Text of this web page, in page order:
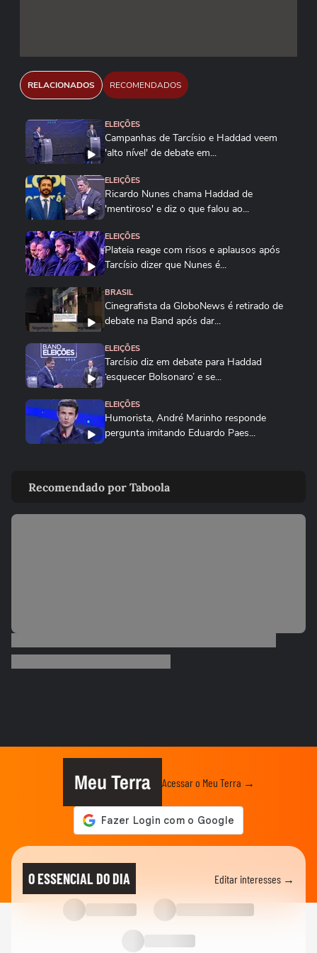
RELACIONADOS RECOMENDADOS
ELEIÇÕES
Campanhas de Tarcísio e Haddad veem
'alto nível' de debate em...
ELEIÇÕES
Ricardo Nunes chama Haddad de
'mentiroso' e diz o que falou ao...
ELEIÇÕES
Plateia reage com risos e aplausos após
Tarcísio dizer que Nunes é...
BRASIL
Cinegrafista da GloboNews é retirado de
debate na Band após dar...
ELEIÇÕES
Tarcísio diz em debate para Haddad
‘esquecer Bolsonaro’ e se...
ELEIÇÕES
Humorista, André Marinho responde
pergunta imitando Eduardo Paes...
debate da Band no Paraná:...
ELEIÇÕES
destruição; morador mostra...
Marina Silva pede que debate entre
Tarcísio e Haddad não seja...
Cinegrafista da GloboNews é retirado da
cobertura de debate na...
Tarcísio de Freitas diz querer ‘prestar
contas’ em debate com...
Recomendado por Taboola
Meu Terra Acessar o Meu Terra →
O ESSENCIAL DO DIA Editar interesses →